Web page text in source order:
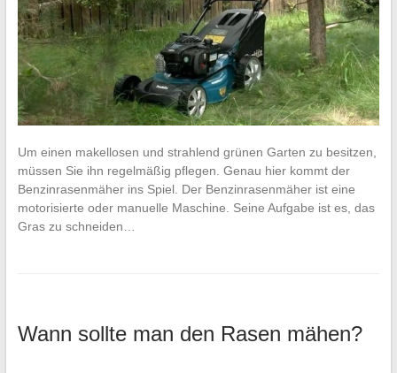
Um einen makellosen und strahlend grünen Garten zu besitzen,
müssen Sie ihn regelmäßig pflegen. Genau hier kommt der
Benzinrasenmäher ins Spiel. Der Benzinrasenmäher ist eine
motorisierte oder manuelle Maschine. Seine Aufgabe ist es, das
Gras zu schneiden…
Wann sollte man den Rasen mähen?